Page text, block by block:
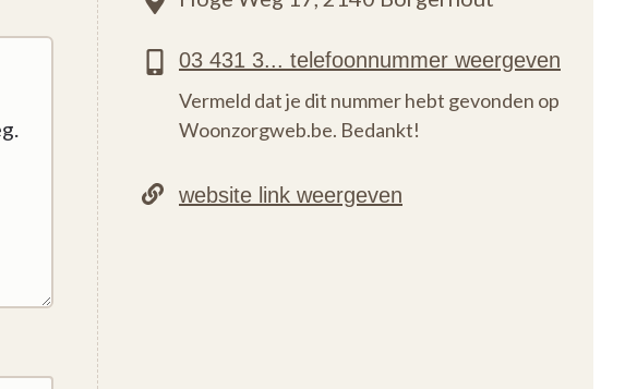
Vermeld dat je dit nummer hebt gevonden op
Woonzorgweb.be. Bedankt!